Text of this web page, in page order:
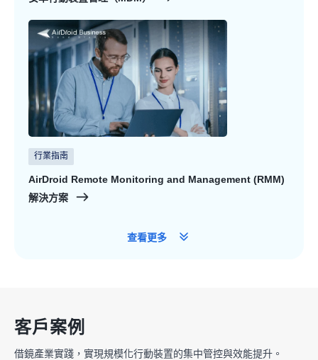
行業指南
AirDroid Remote Monitoring and Management (RMM)
解決方案
查看更多
客戶案例
借鏡產業實踐，實現規模化行動裝置的集中管控與效能提升。